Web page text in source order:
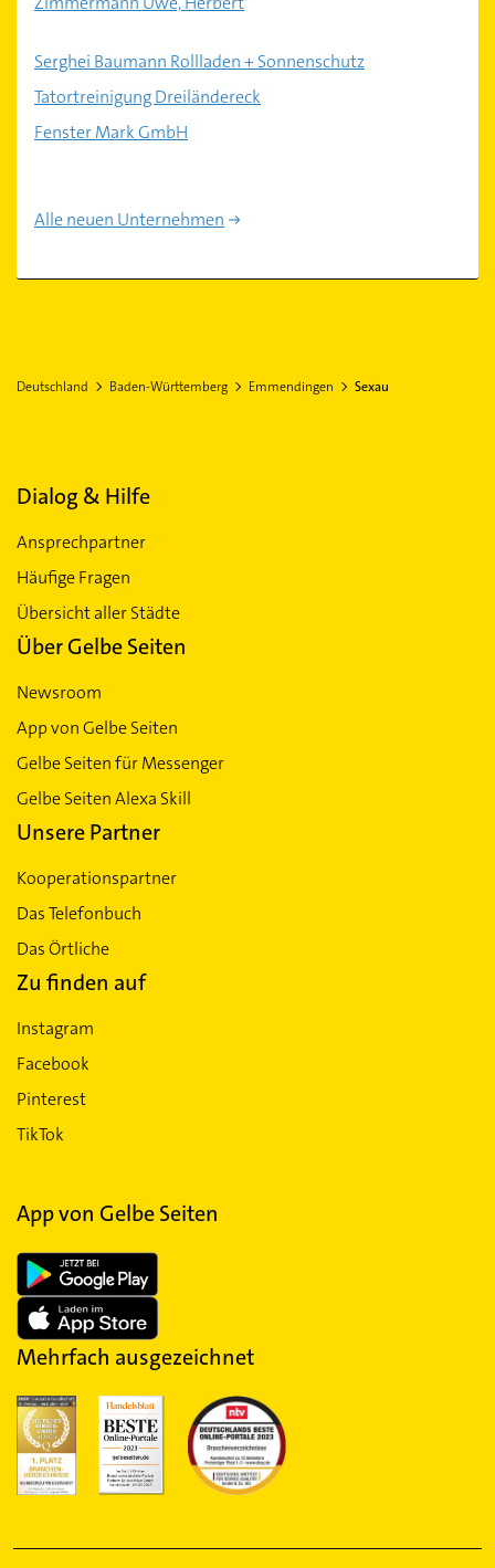
Serghei Baumann Rollladen + Sonnenschutz
Tatortreinigung Dreiländereck
Fenster Mark GmbH
Alle neuen Unternehmen
Deutschland Baden-Württemberg Emmendingen Sexau
Dialog & Hilfe
Ansprechpartner
Häufige Fragen
Übersicht aller Städte
Über Gelbe Seiten
Newsroom
App von Gelbe Seiten
Gelbe Seiten für Messenger
Gelbe Seiten Alexa Skill
Unsere Partner
Kooperationspartner
Das Telefonbuch
Das Örtliche
Zu finden auf
Instagram
Facebook
Pinterest
TikTok
App von Gelbe Seiten
Mehrfach ausgezeichnet